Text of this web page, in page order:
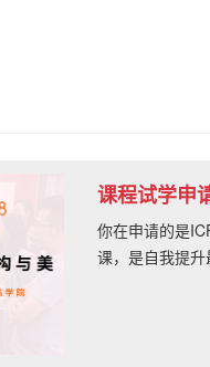
课程试学申
你在申请的是
课，是自我提升